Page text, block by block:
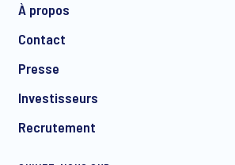
I consent to receive regular e-mail
À propos
Contact
Presse
Investisseurs
Recrutement